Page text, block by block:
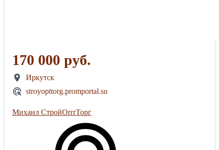
170 000 руб.
Иркутск
stroyopttorg.promportal.su
Михаил СтройОптТорг